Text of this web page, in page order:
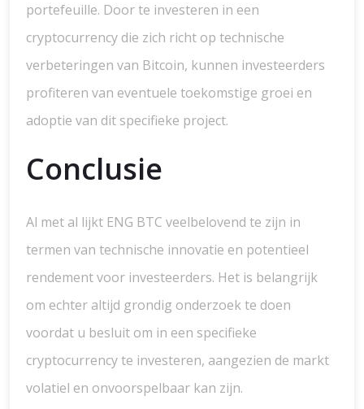
portefeuille. Door te investeren in een
cryptocurrency die zich richt op technische
verbeteringen van Bitcoin, kunnen investeerders
profiteren van eventuele toekomstige groei en
adoptie van dit specifieke project.
Conclusie
Al met al lijkt ENG BTC veelbelovend te zijn in
termen van technische innovatie en potentieel
rendement voor investeerders. Het is belangrijk
om echter altijd grondig onderzoek te doen
voordat u besluit om in een specifieke
cryptocurrency te investeren, aangezien de markt
volatiel en onvoorspelbaar kan zijn.